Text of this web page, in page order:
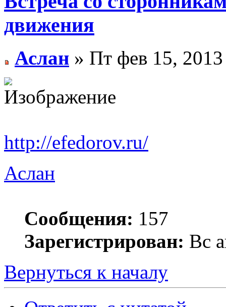
движения
Аслан » Пт фев 15,
http://efedorov.ru/
Аслан
Сообщения: 157
Зарегистрирован: Вс
Вернуться к началу